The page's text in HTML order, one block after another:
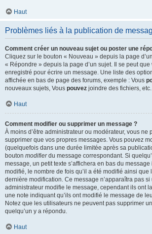
Haut
Problèmes liés à la publication de
Comment créer un nouveau sujet ou poster une
Cliquez sur le bouton « Nouveau » depuis la page
« Répondre » depuis la page d’un sujet. Il se peut que
enregistré pour écrire un message. Une liste des
affichée en bas de page des forums, exemple : Vous
nouveaux sujets, Vous pouvez joindre des fichiers, etc.
Haut
Comment modifier ou supprimer un message ?
À moins d’être administrateur ou modérateur, vous ne
supprimer que vos propres messages. Vous pouvez
(quelquefois dans une durée limitée après sa
bouton modifierdu message correspondant. Si
message, un petit texte s’affichera en bas du message
modifié, le nombre de fois qu’il a été modifié ainsi que
dernière modification. Ce message n’apparaîtra pas
administrateur modifie le message, cependant ils ont
une note indiquant qu’ils ont modifié le message de
Notez que les utilisateurs ne peuvent pas supprimer
quelqu’un y a répondu.
Haut